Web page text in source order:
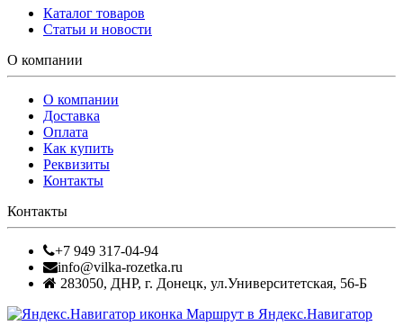
Каталог товаров
Статьи и новости
О компании
О компании
Доставка
Оплата
Как купить
Реквизиты
Контакты
Контакты
+7 949 317-04-94
info@vilka-rozetka.ru
283050, ДНР, г. Донецк, ул.Университетская, 56-Б
Маршрут в Яндекс.Навигатор